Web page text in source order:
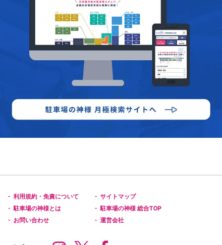
- 利用規約・免責について - サイトマップ
- 駐車場の神様とは - 駐車場の神様 総合TOP
- お問い合わせ - 運営会社